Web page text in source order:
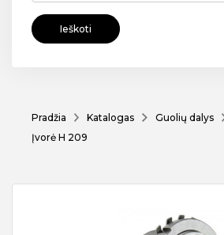
Ieškoti
Pradžia Katalogas Guolių dalys
Įvorė H 209